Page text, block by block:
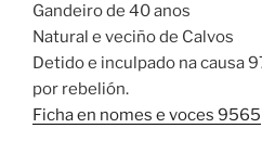
Gandeiro de 40 anos
Natural e veciño de Calvos
Detido e inculpado na causa
por rebelión.
Ficha en nomes e voces 9565